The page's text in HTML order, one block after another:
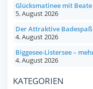
Glücksmatinee mit Beate
5. August 2026
Der Attraktive
4. August 2026
Biggesee-Listersee –
4. August 2026
KATEGORIEN